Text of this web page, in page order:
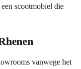
scootmobiel die
vanwege het